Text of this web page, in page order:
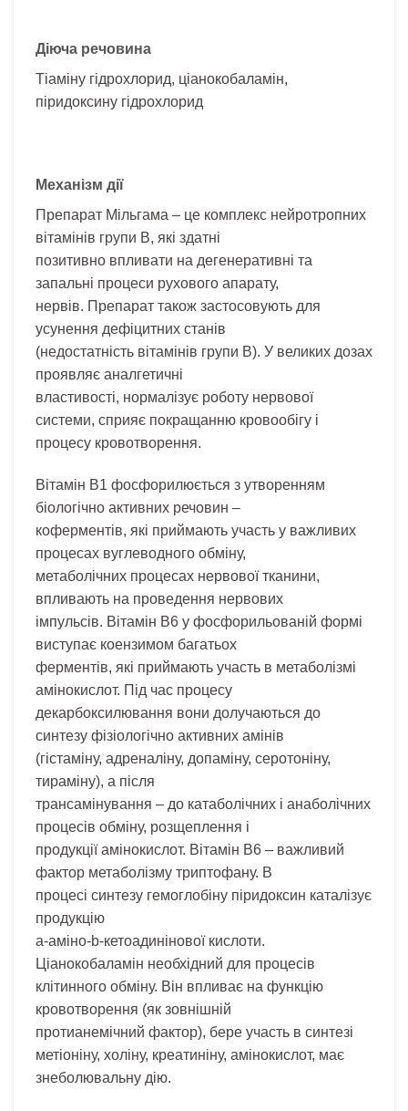
Діюча речовина
Тіаміну гідрохлорид, ціанокобаламін,
піридоксину гідрохлорид
Механізм дії
Препарат Мільгама – це комплекс нейротропних
вітамінів групи В, які здатні
позитивно впливати на дегенеративні та
запальні процеси рухового апарату,
нервів. Препарат також застосовують для
усунення дефіцитних станів
(недостатність вітамінів групи В). У великих дозах
проявляє аналгетичні
властивості, нормалізує роботу нервової
системи, сприяє покращанню кровообігу і
процесу кровотворення.
Вітамін В1 фосфорилюється з утворенням
біологічно активних речовин –
коферментів, які приймають участь у важливих
процесах вуглеводного обміну,
метаболічних процесах нервової тканини,
впливають на проведення нервових
імпульсів. Вітамін В6 у фосфорильованій формі
виступає коензимом багатьох
ферментів, які приймають участь в метаболізмі
амінокислот. Під час процесу
декарбоксилювання вони долучаються до
синтезу фізіологічно активних амінів
(гістаміну, адреналіну, допаміну, серотоніну,
тираміну), а після
трансамінування – до катаболічних і анаболічних
процесів обміну, розщеплення і
продукції амінокислот. Вітамін В6 – важливий
фактор метаболізму триптофану. В
процесі синтезу гемоглобіну піридоксин каталізує
продукцію
a-аміно-b-кетоадинінової кислоти.
Ціанокобаламін необхідний для процесів
клітинного обміну. Він впливає на функцію
кровотворення (як зовнішній
протианемічний фактор), бере участь в синтезі
метіоніну, холіну, креатиніну, амінокислот, має
знеболювальну дію.